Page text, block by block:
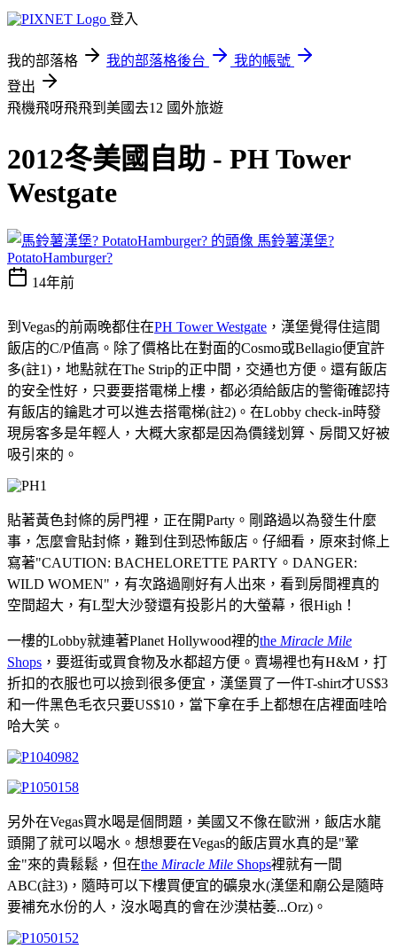
登入
我的部落格 我的部落格後台
我的帳號
登出
飛機飛呀飛飛到美國去12 國外旅遊
2012冬美國自助 - PH Tower
Westgate
馬鈴薯漢堡?
PotatoHamburger?
14年前
到Vegas的前兩晚都住在PH Tower Westgate ，漢堡覺得住這間
飯店的C/P值高。除了價格比在對面的Cosmo或Bellagio便宜許
多(註1)，地點就在The Strip的正中間，交通也方便。還有飯店
的安全性好，只要要搭電梯上樓，都必須給飯店的警衛確認持
有飯店的鑰匙才可以進去搭電梯(註2)。在Lobby check-in時發
現房客多是年輕人，大概大家都是因為價錢划算、房間又好被
吸引來的。
貼著黃色封條的房門裡，正在開Party。剛路過以為發生什麼
事，怎麼會貼封條，難到住到恐怖飯店。仔細看，原來封條上
寫著"CAUTION: BACHELORETTE PARTY。DANGER:
WILD WOMEN"，有次路過剛好有人出來，看到房間裡真的
空間超大，有L型大沙發還有投影片的大螢幕，很High！
一樓的Lobby就連著Planet Hollywood裡的the Miracle Mile
Shops ，要逛街或買食物及水都超方便。賣場裡也有H&M，打
折扣的衣服也可以撿到很多便宜，漢堡買了一件T-shirt才US$3
和一件黑色毛衣只要US$10，當下拿在手上都想在店裡面哇哈
哈大笑。
另外在Vegas買水喝是個問題，美國又不像在歐洲，飯店水龍
頭開了就可以喝水。想想要在Vegas的飯店買水真的是"鞏
金"來的貴鬆鬆，但在the Miracle Mile Shops裡就有一間
ABC(註3)，隨時可以下樓買便宜的礦泉水(漢堡和廟公是隨時
要補充水份的人，沒水喝真的會在沙漠枯萎...Orz)。